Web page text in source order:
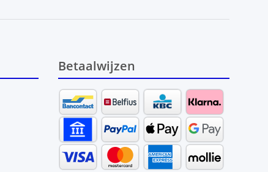
Betaalwijzen